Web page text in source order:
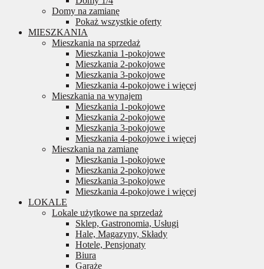
Domy na zamianę
Pokaż wszystkie oferty
MIESZKANIA
Mieszkania na sprzedaż
Mieszkania 1-pokojowe
Mieszkania 2-pokojowe
Mieszkania 3-pokojowe
Mieszkania 4-pokojowe i więcej
Mieszkania na wynajem
Mieszkania 1-pokojowe
Mieszkania 2-pokojowe
Mieszkania 3-pokojowe
Mieszkania 4-pokojowe i więcej
Mieszkania na zamianę
Mieszkania 1-pokojowe
Mieszkania 2-pokojowe
Mieszkania 3-pokojowe
Mieszkania 4-pokojowe i więcej
LOKALE
Lokale użytkowe na sprzedaż
Sklep, Gastronomia, Usługi
Hale, Magazyny, Składy
Hotele, Pensjonaty
Biura
Garaże